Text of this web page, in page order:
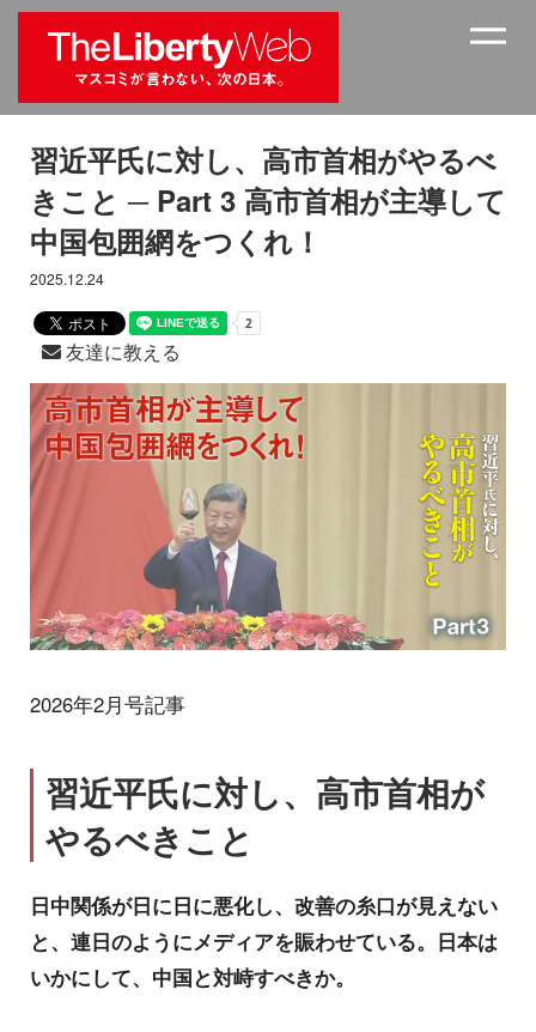
習近平氏に対し、高市首相がやるべ
きこと ─ Part 3 高市首相が主導して
中国包囲網をつくれ！
2025.12.24
友達に教える
2026年2月号記事
習近平氏に対し、高市首相が
やるべきこと
日中関係が日に日に悪化し、改善の糸口が見えない
と、連日のようにメディアを賑わせている。日本は
いかにして、中国と対峙すべきか。